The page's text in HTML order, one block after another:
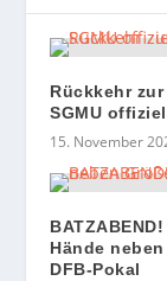
Rückkehr
SGMU
15. November
Hände
DFB-Pokal